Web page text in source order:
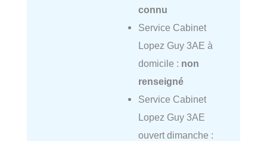
connu
Service Cabinet
Lopez Guy 3AE à
domicile : non
renseigné
Service Cabinet
Lopez Guy 3AE
ouvert dimanche :